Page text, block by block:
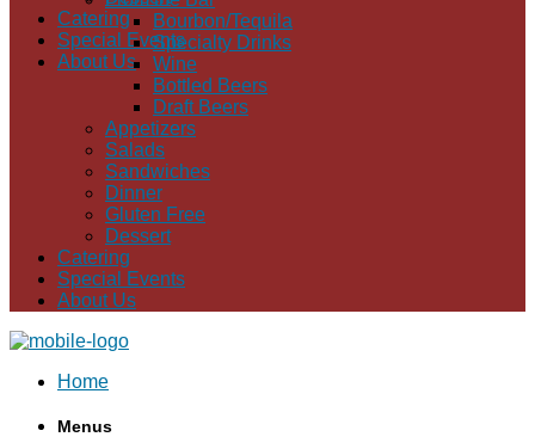
Catering
Special Events
About Us
Bourbon/Tequila
Specialty Drinks
Wine
Bottled Beers
Draft Beers
Appetizers
Salads
Sandwiches
Dinner
Gluten Free
Dessert
Catering
Special Events
About Us
Home
Menus